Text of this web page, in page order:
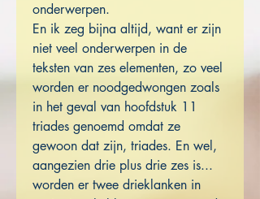
onderwerpen.
En ik zeg bijna altijd, want er zijn
niet veel onderwerpen in de
teksten van zes elementen, zo veel
worden er noodgedwongen zoals
in het geval van hoofdstuk 11
triades genoemd omdat ze
gewoon dat zijn, triades. En wel,
aangezien drie plus drie zes is...
worden er twee drieklanken in